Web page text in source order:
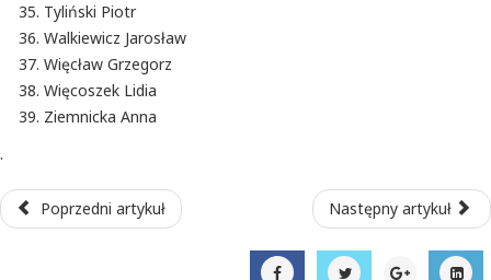
Tyliński Piotr
Walkiewicz Jarosław
Więcław Grzegorz
Więcoszek Lidia
Ziemnicka Anna
.
Poprzedni artykuł Następny artykuł